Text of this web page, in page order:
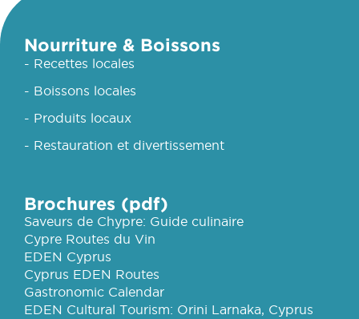
Nourriture & Boissons
- Recettes locales
- Boissons locales
- Produits locaux
- Restauration et divertissement
Brochures (pdf)
Saveurs de Chypre: Guide culinaire
Cypre Routes du Vin
EDEN Cyprus
Cyprus EDEN Routes
Gastronomic Calendar
EDEN Cultural Tourism: Orini Larnaka, Cyprus